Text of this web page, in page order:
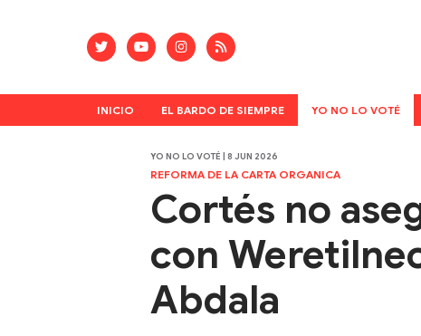
INICIO EL BARDO DE SIEMPRE YO NO LO VOTÉ
YO NO LO VOTÉ | 8 JUN 2026
REFORMA DE LA CARTA ORGANICA
Cortés no
con
Abdala